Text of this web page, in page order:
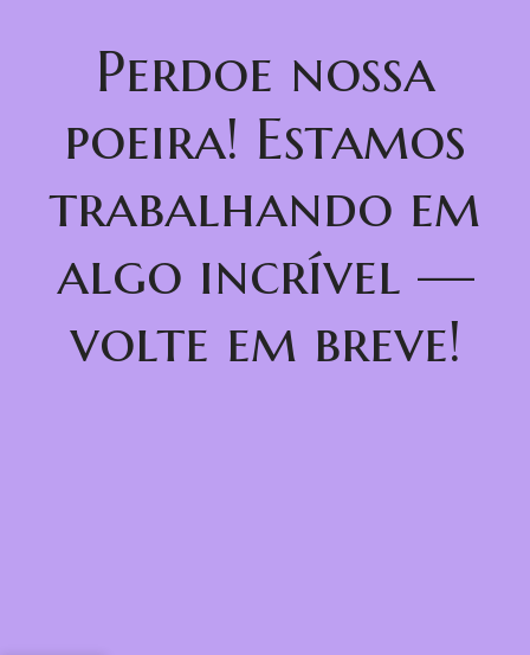
Perdoe nossa
poeira! Estamos
trabalhando em
algo incrível —
volte em breve!